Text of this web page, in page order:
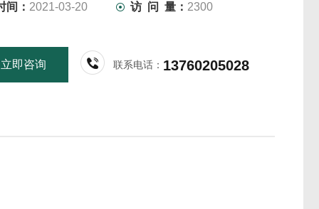
间： 2021-03-20 访 问 量： 2300
立即咨询 联系电话： 13760205028